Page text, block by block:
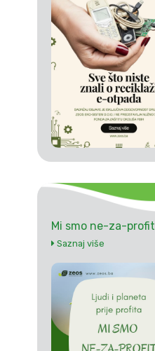
Mi smo ne-za-profit
Saznaj više